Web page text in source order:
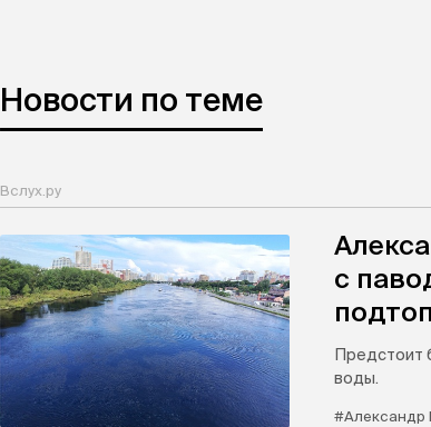
Новости по теме
Вслух.ру
с
Предстоит
воды.
#Александр